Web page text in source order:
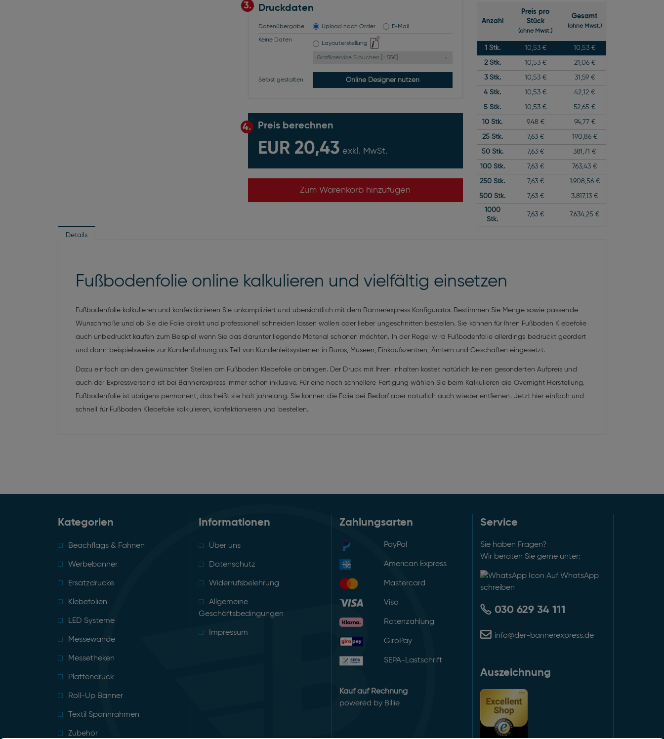
3. Druckdaten
Datenübergabe Upload nach Order E-Mail
Keine Daten
Layouterstellung
Grafikservice S buchen [+ 55€]
Selbst gestalten Online Designer nutzen
4. Preis berechnen
EUR 20,43 exkl. MwSt.
Zum Warenkorb hinzufügen
Anzahl
Preis pro
Stück
(ohne Mwst.)
Gesamt
(ohne Mwst.)
1 Stk. 10,53 € 10,53 €
2Stk. 10,53 € 21,06 €
3Stk. 10,53 € 31,59 €
4Stk. 10,53 € 42,12 €
5 Stk. 10,53 € 52,65 €
10 Stk. 9,48 € 94,77 €
25Stk. 7,63 € 190,86 €
50Stk. 7,63 € 381,71 €
100Stk. 7,63 € 763,43 €
250 Stk. 7,63 € 1.908,56 €
500 Stk. 7,63 €
3.817,13 €
1000
Stk.
7,63 € 7.634,25 €
Details
Fußbodenfolie online kalkulieren und vielfältig einsetzen
Fußbodenfolie kalkulieren und konfektionieren Sie unkompliziert und übersichtlich mit dem Bannerexpress Konfigurator. Bestimmen Sie Menge sowie passende
Wunschmaße und ob Sie die Folie direkt und professionell schneiden lassen wollen oder lieber ungeschnitten bestellen. Sie können für Ihren Fußboden Klebefolie
auch unbedruckt kaufen zum Beispiel wenn Sie das darunter liegende Material schonen möchten. In der Regel wird Fußbodenfolie allerdings bedruckt geordert
und dann beispielsweise zur Kundenführung als Teil von Kundenleitsystemen in Büros, Museen, Einkaufszentren, Ämtern und Geschäften eingesetzt.
Dazu einfach an den gewünschten Stellen am Fußboden Klebefolie anbringen. Der Druck mit Ihren Inhalten kostet natürlich keinen gesonderten Aufpreis und
auch der Expressversand ist bei Bannerexpress immer schon inklusive. Für eine noch schnellere Fertigung wählen Sie beim Kalkulieren die Overnight Herstellung.
Fußbodenfolie ist übrigens permanent, das heißt sie hält jahrelang. Sie können die Folie bei Bedarf aber natürlich auch wieder entfernen. Jetzt hier einfach und
schnell für Fußboden Klebefolie kalkulieren, konfektionieren und bestellen.
Kategorien
Beachflags & Fahnen
Werbebanner
Ersatzdrucke
Klebefolien
LED Systeme
Messewände
Messetheken
Plattendruck
Roll-Up Banner
Textil Spannrahmen
Zubehör
Informationen
Über uns
Datenschutz
Widerrufsbelehrung
Allgemeine
Geschäftsbedingungen
Impressum
Zahlungsarten
PayPal
American Express
Mastercard
Visa
Ratenzahlung
GiroPay
SEPA-Lastschrift
Kauf auf Rechnung
powered by Billie
Service
Sie haben Fragen?
Wir beraten Sie gerne unter:
Auf WhatsApp
schreiben
030 629 34 111
info@der-bannerexpress.de
Auszeichnung